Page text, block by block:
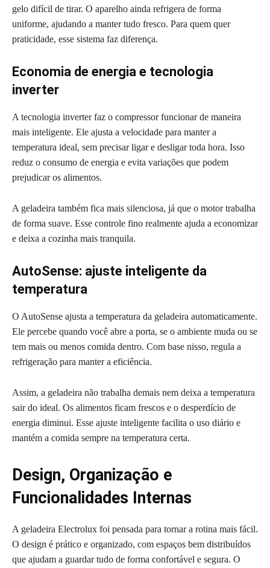
gelo difícil de tirar. O aparelho ainda refrigera de forma
uniforme, ajudando a manter tudo fresco. Para quem quer
praticidade, esse sistema faz diferença.
Economia de energia e tecnologia
inverter
A tecnologia inverter faz o compressor funcionar de maneira
mais inteligente. Ele ajusta a velocidade para manter a
temperatura ideal, sem precisar ligar e desligar toda hora. Isso
reduz o consumo de energia e evita variações que podem
prejudicar os alimentos.
A geladeira também fica mais silenciosa, já que o motor trabalha
de forma suave. Esse controle fino realmente ajuda a economizar
e deixa a cozinha mais tranquila.
AutoSense: ajuste inteligente da
temperatura
O AutoSense ajusta a temperatura da geladeira automaticamente.
Ele percebe quando você abre a porta, se o ambiente muda ou se
tem mais ou menos comida dentro. Com base nisso, regula a
refrigeração para manter a eficiência.
Assim, a geladeira não trabalha demais nem deixa a temperatura
sair do ideal. Os alimentos ficam frescos e o desperdício de
energia diminui. Esse ajuste inteligente facilita o uso diário e
mantém a comida sempre na temperatura certa.
Design, Organização e
Funcionalidades Internas
A geladeira Electrolux foi pensada para tornar a rotina mais fácil.
O design é prático e organizado, com espaços bem distribuídos
que ajudam a guardar tudo de forma confortável e segura. O